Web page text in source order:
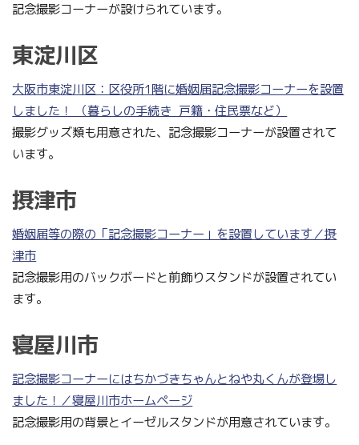
記念撮影コーナーが設けられています。
東淀川区
大阪市東淀川区：区役所1階に婚姻届記念撮影コーナーを設置
しました！ （暮らしの手続き_戸籍・住民票など）
撮影グッズ類も用意された、記念撮影コーナーが設置されて
います。
摂津市
婚姻届等の際の「記念撮影コーナー」を設置しています／摂
津市
記念撮影用のバックボードと前飾りスタンドが設置されてい
ます。
寝屋川市
記念撮影コーナーにはちかづきちゃんとねや丸くんが登場し
ました！／寝屋川市ホームページ
記念撮影用の背景とイーゼルスタンドが用意されています。